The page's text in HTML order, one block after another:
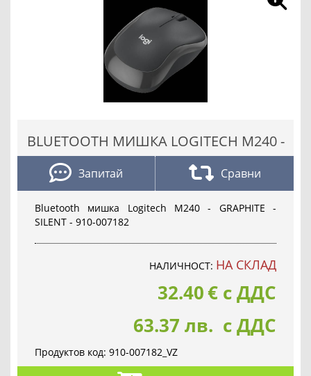
BLUETOOTH МИШКА LOGITECH M240 -
Запитай Сравни
Bluetooth мишка Logitech M240 - GRAPHITE -
SILENT - 910-007182
НАЛИЧНОСТ: НА СКЛАД
32.40€ с ДДС
63.37 лв. с ДДС
Продуктов код: 910-007182_VZ